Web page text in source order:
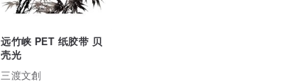
远竹峡 PET 纸胶带 贝
壳光
三渡文創